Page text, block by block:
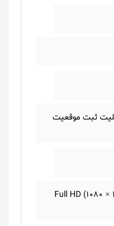
4 برابر، قابلیت ثبت موقعیت
(Full HD (1080